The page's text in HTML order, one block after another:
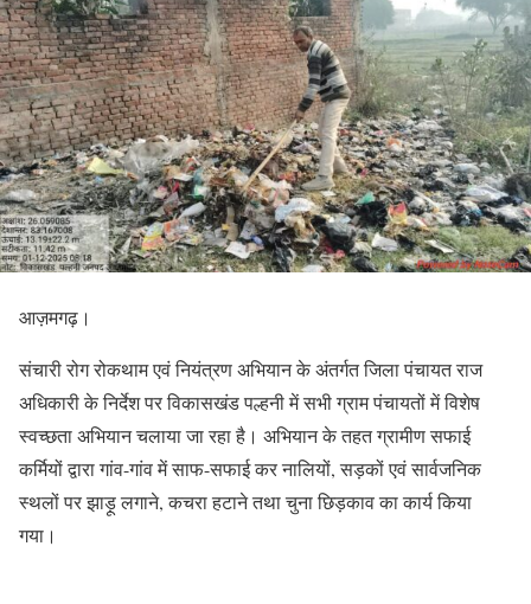
आज़मगढ़।
संचारी रोग रोकथाम एवं नियंत्रण अभियान के अंतर्गत जिला पंचायत राज
अधिकारी के निर्देश पर विकासखंड पल्हनी में सभी ग्राम पंचायतों में विशेष
स्वच्छता अभियान चलाया जा रहा है। अभियान के तहत ग्रामीण सफाई
कर्मियों द्वारा गांव-गांव में साफ-सफाई कर नालियों, सड़कों एवं सार्वजनिक
स्थलों पर झाड़ू लगाने, कचरा हटाने तथा चुना छिड़काव का कार्य किया
गया।